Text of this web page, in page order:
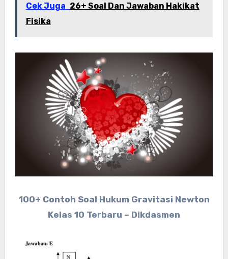
Cek Juga 26+ Soal Dan Jawaban Hakikat
Fisika
100+ Contoh Soal Hukum Gravitasi Newton
Kelas 10 Terbaru – Dikdasmen